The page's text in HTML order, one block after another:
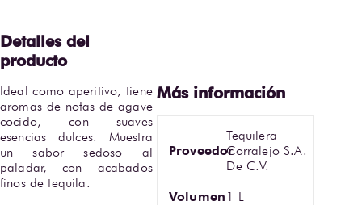
Ideal como aperitivo, tiene
aromas de notas de agave
cocido, con suaves
esencias dulces. Muestra
un sabor sedoso al
paladar, con acabados
finos de tequila.
Proveedor
Tequilera
Corralejo S.A.
De C.V.
Volumen 1 L